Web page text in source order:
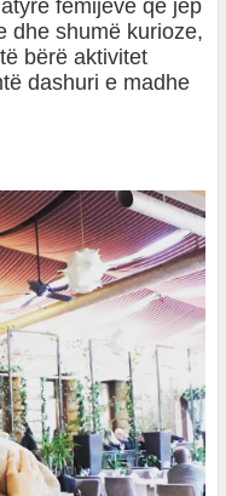
fëmijëve që jep
dhe shumë kurioze,
bërë aktivitet
dashuri e madhe